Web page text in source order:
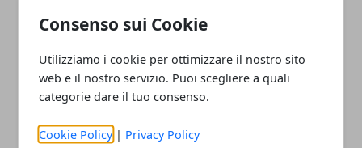
Consenso sui Cookie
Utilizziamo i cookie per ottimizzare il nostro sito
web e il nostro servizio. Puoi scegliere a quali
categorie dare il tuo consenso.
Cookie Policy | Privacy Policy
Revisione dell’auto: ogni quanto farla,